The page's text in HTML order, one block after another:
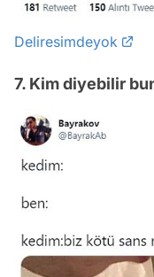
Deliresimdeyok
7. Kim diyebilir